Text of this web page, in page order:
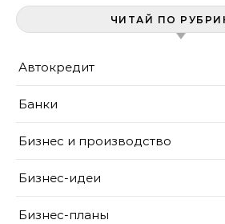
ЧИТАЙ ПО
Автокредит
Банки
Бизнес и производство
Бизнес-идеи
Бизнес-планы